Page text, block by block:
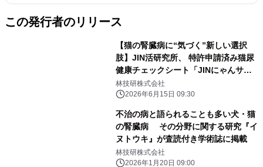
この発行者のリリース
【猫の腎臓病に“気づく”新しい選択
肢】JIN活研究所、 特許申請済み猫尿
健康チェックシート「JINにゃんサイ
ン」の クラウドファンディングを6月
15日よりCAMPFIREで開始
林技研株式会社
2026年6月15日 09:30
不治の病と語られることも多い犬・猫
の腎臓病 その分野に関する研究『イ
ヌトウキ』が査読付き学術誌に掲載
林技研株式会社
2026年1月20日 09:00